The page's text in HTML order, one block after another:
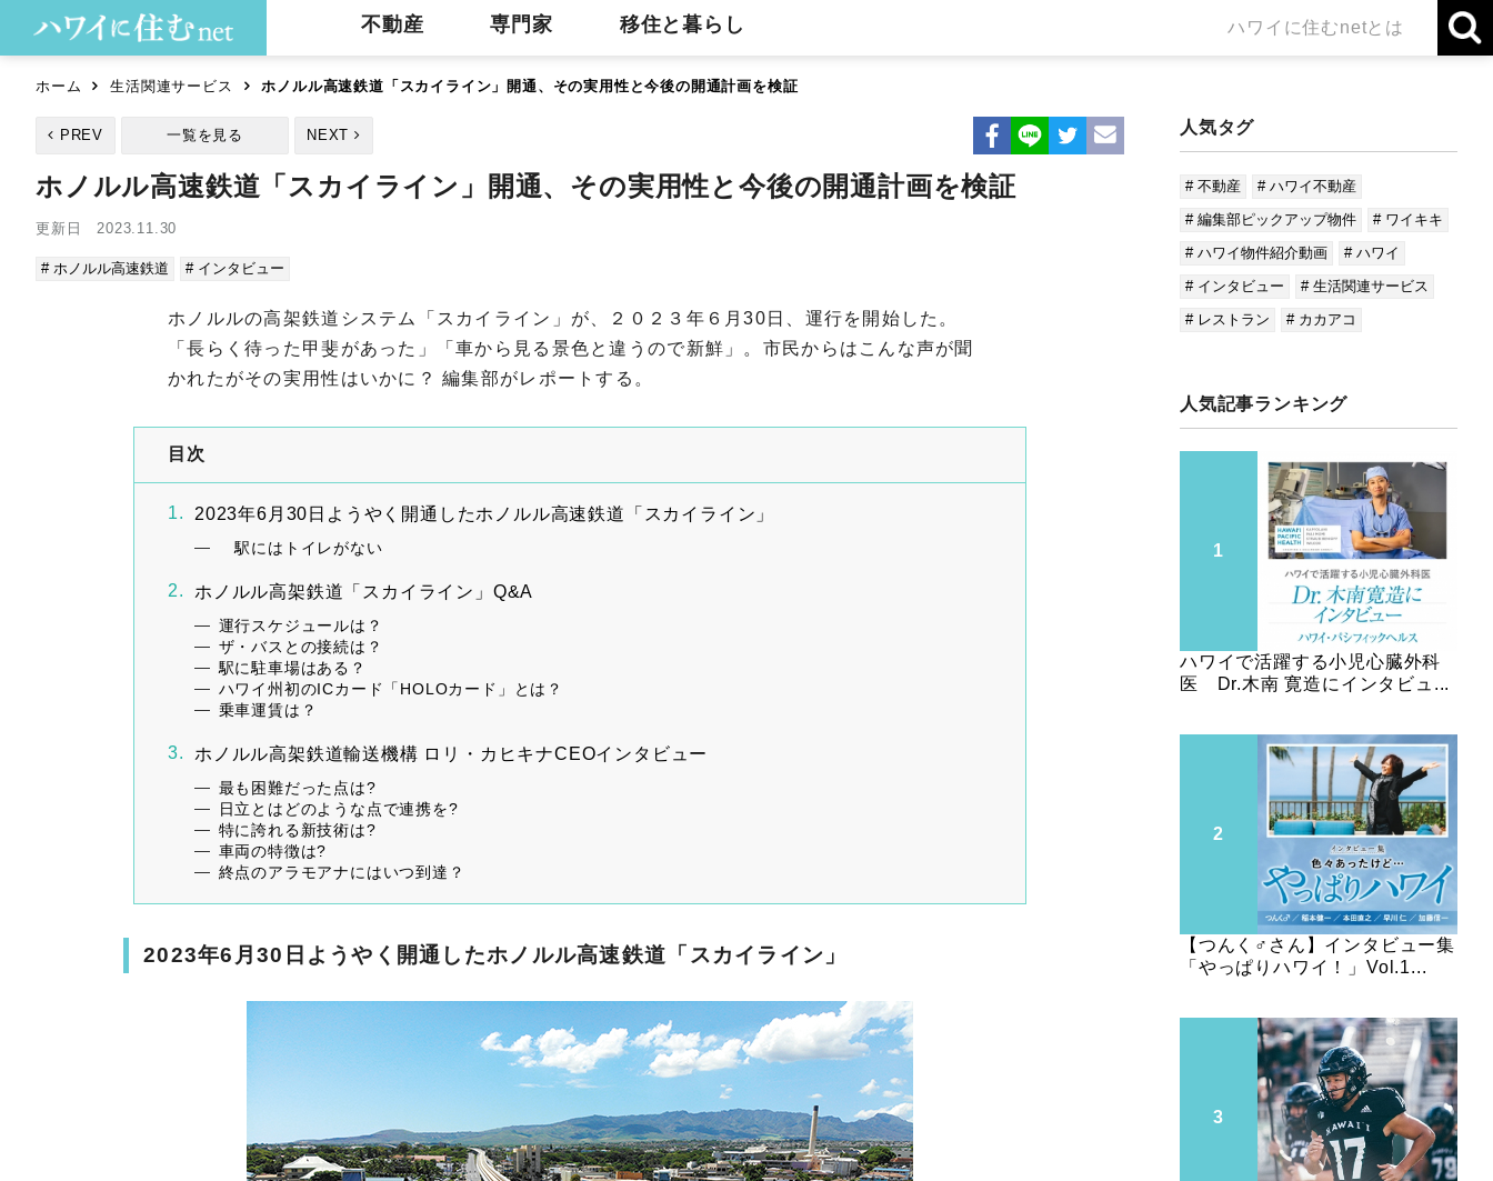
不動産 専門家 移住と暮らし ハワイに住むnetとは
ホーム 生活関連サービス ホノルル高速鉄道「スカイライン」開通、その実用性と今後の開通計画を検証
PREV 一覧を見る NEXT
ホノルル高速鉄道「スカイライン」開通、その実用性と今後の開通計画を検証
更新日 2023.11.30
# ホノルル高速鉄道 # インタビュー
ホノルルの高架鉄道システム「スカイライン」が、２０２３年６月30日、運行を開始した。
「長らく待った甲斐があった」「車から見る景色と違うので新鮮」。市民からはこんな声が聞
かれたがその実用性はいかに？ 編集部がレポートする。
目次
2023年6月30日ようやく開通したホノルル高速鉄道「スカイライン」
駅にはトイレがない
ホノルル高架鉄道「スカイライン」Q&A
運行スケジュールは？
ザ・バスとの接続は？
駅に駐車場はある？
ハワイ州初のICカード「HOLOカード」とは？
乗車運賃は？
ホノルル高架鉄道輸送機構 ロリ・カヒキナCEOインタビュー
最も困難だった点は?
日立とはどのような点で連携を?
特に誇れる新技術は?
車両の特徴は?
終点のアラモアナにはいつ到達？
2023年6月30日ようやく開通したホノルル高速鉄道「スカイライン」
人気タグ
# 不動産
# ハワイ不動産
# 編集部ピックアップ物件
# ワイキキ
# ハワイ物件紹介動画
# ハワイ
# インタビュー
# 生活関連サービス
# レストラン
# カカアコ
人気記事ランキング
ハワイで活躍する小児心臓外科
医 Dr.木南 寛造にインタビュ...
【つんく♂さん】インタビュー集
「やっぱりハワイ！」Vol.1...